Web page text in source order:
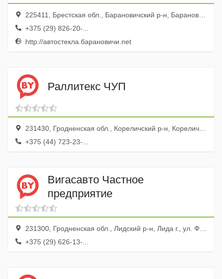
225411, Брестская обл., Барановичский р-н, Барановичи г., ул. Пролетарская, 48
+375 (29) 826-20-...
http://автостекла.барановичи.net
Раллитекс ЧУП
231430, Гродненская обл., Кореличский р-н, Кореличи г., ул. Гагарина, 4
+375 (44) 723-23-...
Вигасавто Частное
предприятие
231300, Гродненская обл., Лидский р-н, Лида г., ул. Фомичева, 3а
+375 (29) 626-13-...